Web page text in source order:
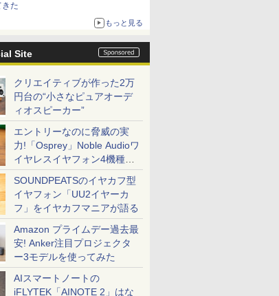
た
もっと見る
Site
クリエイティブが作った2万
円台の“小さなピュアオーデ
ィオスピーカー”
エントリーなのに脅威の実
力!「Osprey」Noble Audioワ
イヤレスイヤフォン4機種を
一気に聴く
SOUNDPEATSのイヤカフ型
イヤフォン「UU2イヤーカ
フ」をイヤカフマニアが語る
Amazon プライムデー過去最
安! Anker注目プロジェクタ
ー3モデルを使ってみた
AIスマートノートの
iFLYTEK「AINOTE 2」はな